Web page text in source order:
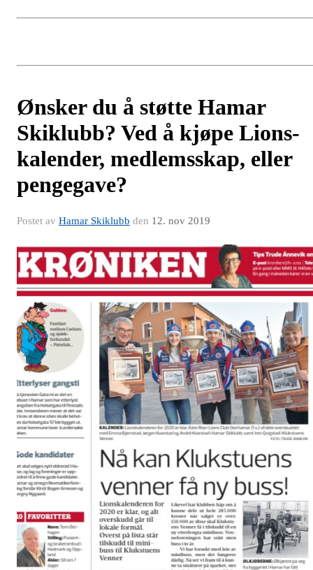
Ønsker du å støtte Hamar
Skiklubb? Ved å kjøpe Lions-
kalender, medlemsskap, eller
pengegave?
Postet av Hamar Skiklubb den 12. nov 2019